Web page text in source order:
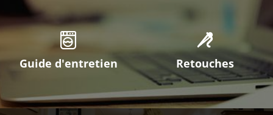
Guide d'entretien Retouches